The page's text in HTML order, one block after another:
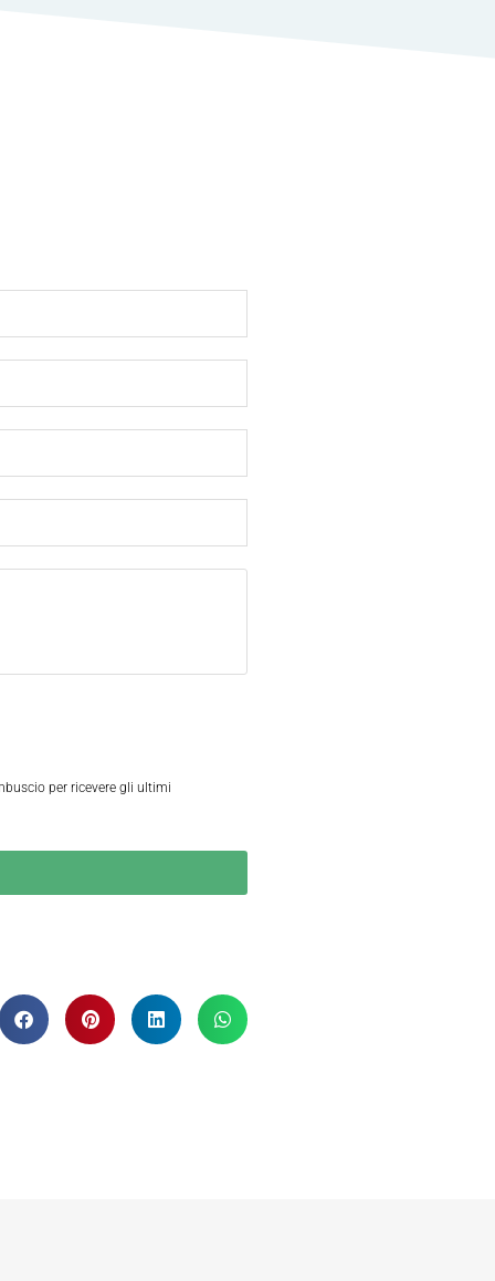
per ricevere gli ultimi